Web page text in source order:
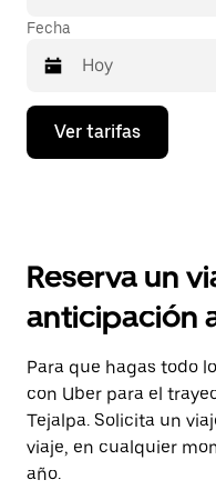
Fecha
Presiona
flecha
el
y
selecciona
una
fecha.
Presiona
la
tecla Esc
para
cerrar
Ver tarifas
Reserva un
anticipación
Para que hagas todo
con Uber para el
Tejalpa. Solicita un
viaje, en cualquier
año.